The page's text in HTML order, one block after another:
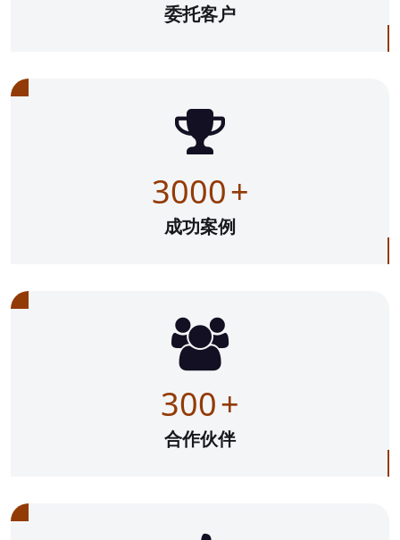
委托客户
3000+
成功案例
300+
合作伙伴